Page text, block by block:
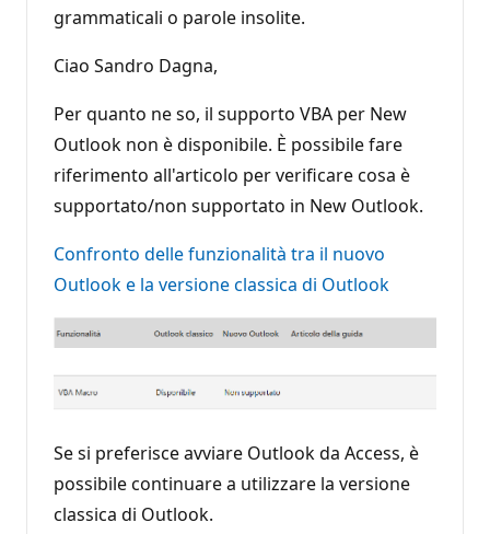
grammaticali o parole insolite.
Ciao Sandro Dagna,
Per quanto ne so, il supporto VBA per New
Outlook non è disponibile. È possibile fare
riferimento all'articolo per verificare cosa è
supportato/non supportato in New Outlook.
Confronto delle funzionalità tra il nuovo
Outlook e la versione classica di Outlook
Se si preferisce avviare Outlook da Access, è
possibile continuare a utilizzare la versione
classica di Outlook.